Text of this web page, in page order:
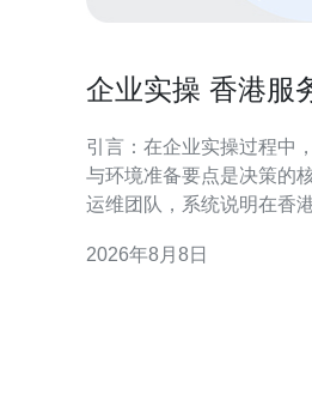
企业实操 香港服
引言：在企业实操过程中
与环境准备要点是决策的
运维团队，系统说明在香
与稳定性，便于在区域化
2026年8月8日